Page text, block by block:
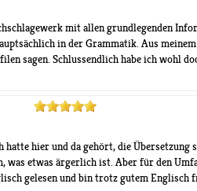
mit allen grundlegenden
in der Grammatik. Aus
sagen. Schlussendlich habe ich wohl
hatte hier und da gehört, die
was etwas ärgerlich ist. Aber für den
gelesen und bin trotz gutem Englisch